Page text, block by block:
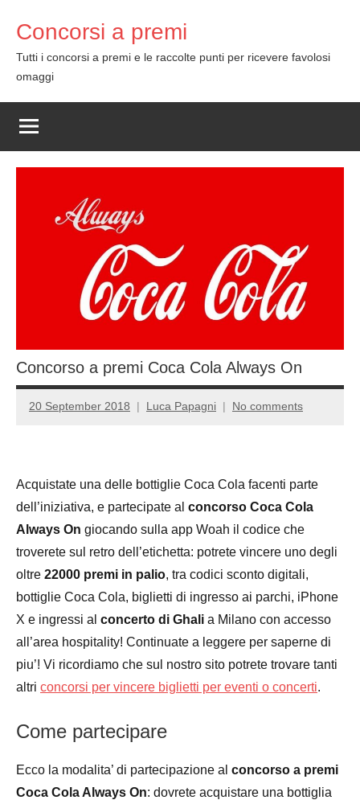
content
Concorsi a premi
Tutti i concorsi a premi e le raccolte punti per ricevere favolosi
omaggi
Concorso a premi Coca Cola Always On
20 September 2018 Luca Papagni No comments
Acquistate una delle bottiglie Coca Cola facenti parte
dell’iniziativa, e partecipate al concorso Coca Cola
Always On giocando sulla app Woah il codice che
troverete sul retro dell’etichetta: potrete vincere uno degli
oltre 22000 premi in palio, tra codici sconto digitali,
bottiglie Coca Cola, biglietti di ingresso ai parchi, iPhone
X e ingressi al concerto di Ghali a Milano con accesso
all’area hospitality! Continuate a leggere per saperne di
piu’! Vi ricordiamo che sul nostro sito potrete trovare tanti
altri concorsi per vincere biglietti per eventi o concerti.
Come partecipare
Ecco la modalita’ di partecipazione al concorso a premi
Coca Cola Always On: dovrete acquistare una bottiglia